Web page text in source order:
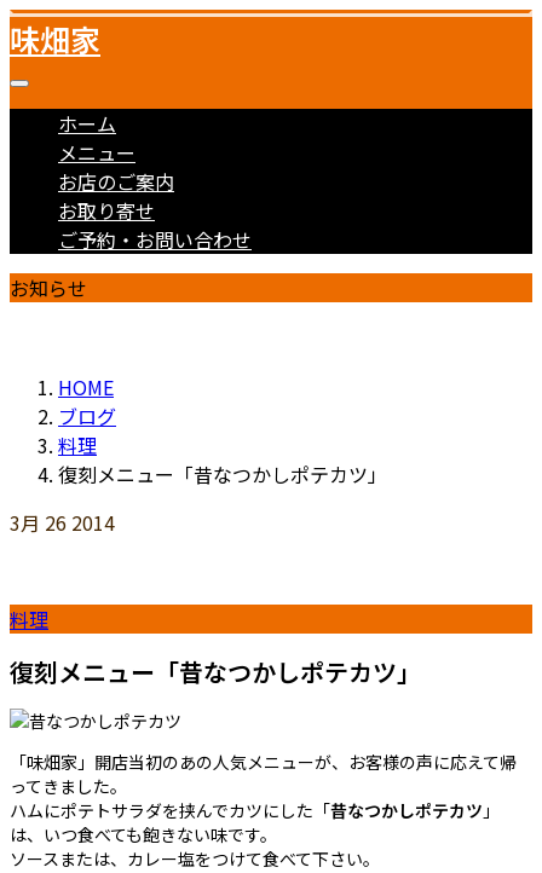
味畑家
ホーム
メニュー
お店のご案内
お取り寄せ
ご予約・お問い合わせ
お知らせ
HOME
ブログ
料理
復刻メニュー「昔なつかしポテカツ」
3月 26 2014
料理
復刻メニュー「昔なつかしポテカツ」
「味畑家」開店当初のあの人気メニューが、お客様の声に応えて帰
ってきました。
ハムにポテトサラダを挟んでカツにした「昔なつかしポテカツ 」
は、いつ食べても飽きない味です。
ソースまたは、カレー塩をつけて食べて下さい。